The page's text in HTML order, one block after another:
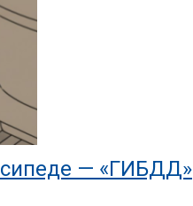
— «ГИБДД»